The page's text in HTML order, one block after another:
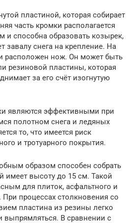
пластиной, которая собирает
часть кромки располагается
и способна образовать козырек,
завалу снега на крепление. На
расположен нож. Он может быть
резиновой пластины, которая
за его счёт изогнутую
являются эффективными при
полотном снега и ледяных
то, что имеется риск
и тротуарного покрытия.
образом способен собрать
имеет высоту до 15 см. Такой
для плиток, асфальтного и
процессах столкновения со
пластина из резины легко
выпрямляться. В сравнении с